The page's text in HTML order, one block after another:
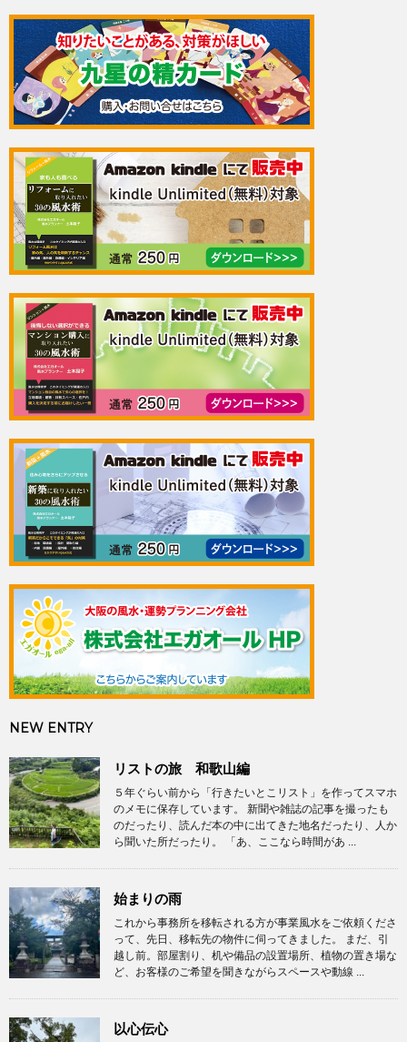
NEW ENTRY
リストの旅 和歌山編
５年ぐらい前から「行きたいとこリスト」を作ってスマホ
のメモに保存しています。 新聞や雑誌の記事を撮ったも
のだったり、読んだ本の中に出てきた地名だったり、人か
ら聞いた所だったり。 「あ、ここなら時間があ ...
始まりの雨
これから事務所を移転される方が事業風水をご依頼くださ
って、先日、移転先の物件に伺ってきました。 まだ、引
越し前。部屋割り、机や備品の設置場所、植物の置き場な
ど、お客様のご希望を聞きながらスペースや動線 ...
以心伝心